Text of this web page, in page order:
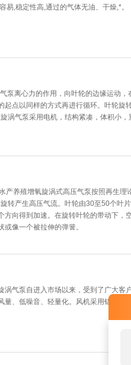
,稳定性高,通过的气体无油、干燥,*。
泵离心力的作用，向叶轮的边缘运动，
起点以同样的方式再进行循环。叶轮旋
涡气泵采用电机，结构紧凑，体积小，
产养殖增氧旋涡式高压气泵按照再生理
转产生高压气流。叶轮由30至50个叶
方向得到加速。在旋转叶轮的带动下，
像一个被拉伸的弹簧。
气泵自进入市场以来，受到了广大客
、低噪音、轻量化。风机采用铝合金材